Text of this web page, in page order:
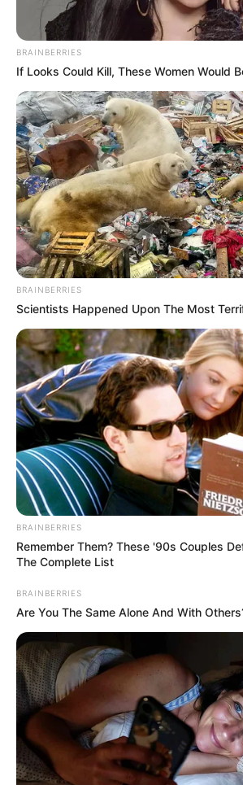
BRAINBERRIES
If Looks Could Kill, These Women Would
BRAINBERRIES
Scientists Happened Upon The Most
BRAINBERRIES
Remember Them? These '90s Couples
The Complete List
BRAINBERRIES
Are You The Same Alone And With